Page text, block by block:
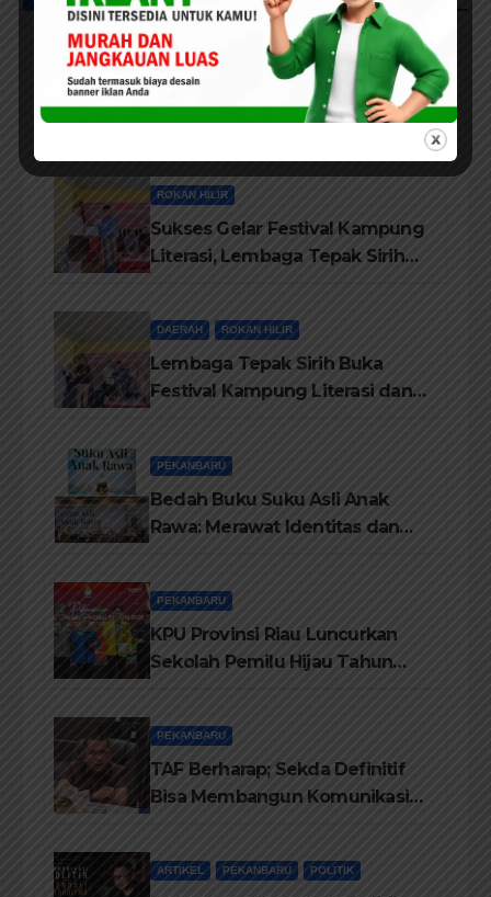
PEKANBARU
DPD HIMPERRA Riau Berikan
Selamat Hari Provinsi Riau Ke-
Maju
ROKAN HILIR
Sukses Gelar Festival Kampung
Literasi, Lembaga Tepak Sirih
DAERAH ROKAN HILIR
Lembaga Tepak Sirih Buka
Festival Kampung Literasi dan
PEKANBARU
Bedah Buku Suku Asli Anak
Rawa: Merawat Identitas dan
PEKANBARU
KPU Provinsi Riau Luncurkan
Sekolah Pemilu Hijau Tahun
Lingkungan
PEKANBARU
TAF Berharap; Sekda Definitif
Bisa Membangun Komunikasi
ARTIKEL PEKANBARU POLITIK